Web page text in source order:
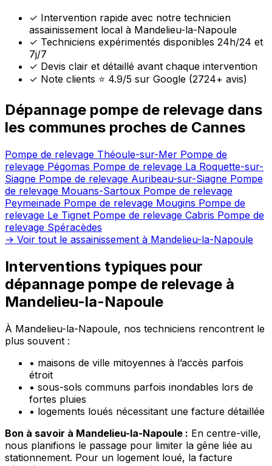
✓ Intervention rapide avec notre technicien
assainissement local à Mandelieu-la-Napoule
✓ Techniciens expérimentés disponibles 24h/24 et
7j/7
✓ Devis clair et détaillé avant chaque intervention
✓ Note clients ⭐ 4.9/5 sur Google (2724+ avis)
Dépannage pompe de relevage dans
les communes proches de Cannes
Pompe de relevage Théoule-sur-Mer Pompe de
relevage Pégomas Pompe de relevage La Roquette-sur-
Siagne Pompe de relevage Auribeau-sur-Siagne Pompe
de relevage Mouans-Sartoux Pompe de relevage
Peymeinade Pompe de relevage Mougins Pompe de
relevage Le Tignet Pompe de relevage Cabris Pompe de
relevage Spéracèdes
→ Voir tout le assainissement à Mandelieu-la-Napoule
Interventions typiques pour
dépannage pompe de relevage à
Mandelieu-la-Napoule
À Mandelieu-la-Napoule, nos techniciens rencontrent le
plus souvent :
• maisons de ville mitoyennes à l’accès parfois
étroit
• sous-sols communs parfois inondables lors de
fortes pluies
• logements loués nécessitant une facture détaillée
Bon à savoir à Mandelieu-la-Napoule : En centre-ville,
nous planifions le passage pour limiter la gêne liée au
stationnement. Pour un logement loué, la facture